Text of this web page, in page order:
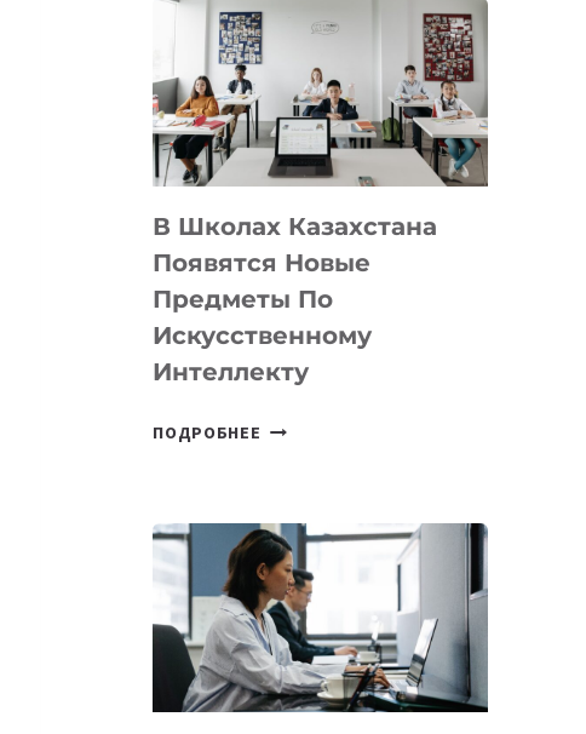
DEAL
VELOCITY
MOST
—
МЕЖДУНАРОДНУЮ
ДЛЯ
ТЕХНОЛОГИЧЕСКИХ
СТАРТАПОВ
В Школах Казахстана
Появятся Новые
Предметы По
Искусственному
Интеллекту
ПОДРОБНЕЕ
НОВЫЕ
ПРЕДМЕТЫ
ПО
ИСКУССТВЕННОМУ
ИНТЕЛЛЕКТУ